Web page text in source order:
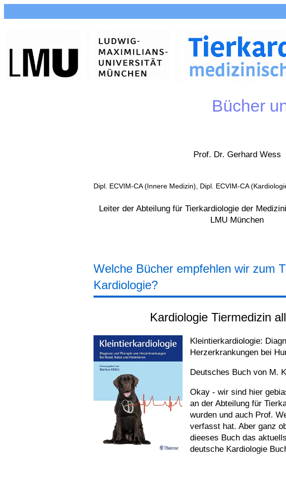
Bücher
Prof. Dr. Gerhard Wess
Dipl. ECVIM-CA (Innere Medizin), Dipl. ECVIM-CA
Leiter der Abteilung für Tierkardiologie der
LMU München
Welche Bücher empfehlen wir zum
Kardiologie?
Kardiologie Tiermedizin
Kleintierkardiologie:
Herzerkrankungen bei
Deutsches Buch von M.
Okay - wir sind hier
an der Abteilung für
wurden und auch Prof.
verfasst hat. Aber ganz
dieeses Buch das
deutsche Kardiologie